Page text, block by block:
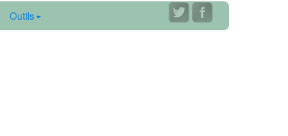
Outils